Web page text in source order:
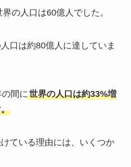
の人口は60億人でした。
口は約80億人に達していま
間に世界の人口は約33%増
ている理由には、いくつか